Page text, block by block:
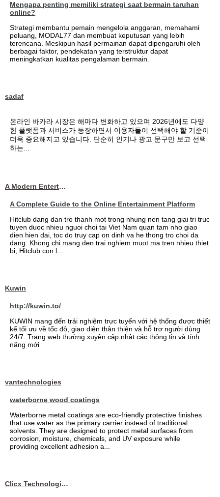
Mengapa penting memiliki strategi saat bermain taruhan
online?
Strategi membantu pemain mengelola anggaran, memahami
peluang, MODAL77 dan membuat keputusan yang lebih
terencana. Meskipun hasil permainan dapat dipengaruhi oleh
berbagai faktor, pendekatan yang terstruktur dapat
meningkatkan kualitas pengalaman bermain.
sadaf
온라인 바카라 시장은 해마다 변화하고 있으며 2026년에도 다양
한 플랫폼과 서비스가 등장하면서 이용자들이 선택해야 할 기준이
더욱 중요해지고 있습니다. 단순히 인기나 광고 문구만 보고 선택
하는...
A Modern Entertainment Platform Bringing
A Complete Guide to the Online Entertainment Platform
Hitclub dang dan tro thanh mot trong nhung nen tang giai tri truc
tuyen duoc nhieu nguoi choi tai Viet Nam quan tam nho giao
dien hien dai, toc do truy cap on dinh va he thong tro choi da
dang. Khong chi mang den trai nghiem muot ma tren nhieu thiet
bi, Hitclub con l...
Kuwin
http://kuwin.to/
KUWIN mang đến trải nghiệm trực tuyến với hệ thống được thiết
kế tối ưu về tốc độ, giao diện thân thiện và hỗ trợ người dùng
24/7. Trang web thường xuyên cập nhật các thông tin và tính
năng mới
vantechnologies
waterborne wood coatings
Waterborne metal coatings are eco-friendly protective finishes
that use water as the primary carrier instead of traditional
solvents. They are designed to protect metal surfaces from
corrosion, moisture, chemicals, and UV exposure while
providing excellent adhesion a...
Clicx Technologies